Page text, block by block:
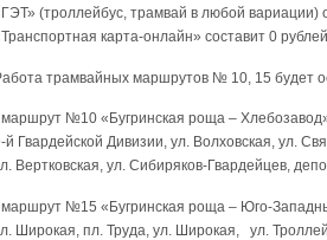
(троллейбус, трамвай в любой вариации)
карта-онлайн» составит 0
трамвайных маршрутов № 10, 15 будет
№10 «Бугринская роща –
й Гвардейской Дивизии, ул. Волховская, ул.
Вертковская, ул. Сибиряков-Гвардейцев,
№15 «Бугринская роща – Юго-
Широкая, пл. Труда, ул. Широкая, ул.